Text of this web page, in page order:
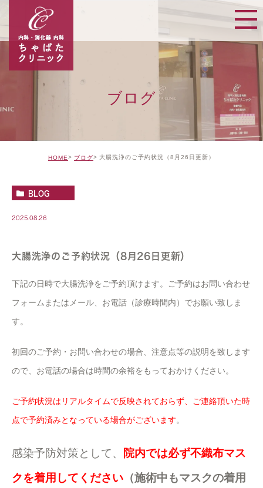
ブログ
HOME ブログ 大腸洗浄のご予約状況（8月26日更新）
BLOG
2025.08.26
大腸洗浄のご予約状況（8月26日更新）
下記の日時で大腸洗浄をご予約頂けます。ご予約はお問い合わせ
フォームまたはメール、お電話（診療時間内）でお願い致しま
す。
初回のご予約・お問い合わせの場合、注意点等の説明を致します
ので、お電話の場合は時間の余裕をもっておかけください。
ご予約状況はリアルタイムで反映されておらず、ご連絡頂いた時
点で予約済みとなっている場合がございます。
感染予防対策として、
院内では必ず不織布マス
クを着用してください （施術中もマスクの着用